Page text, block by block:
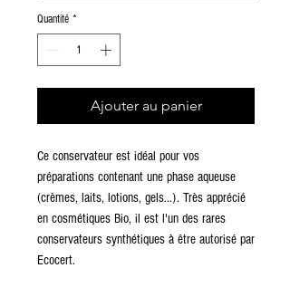
Quantité *
Ajouter au panier
Ce conservateur est idéal pour vos
préparations contenant une phase aqueuse
(crèmes, laits, lotions, gels...). Très apprécié
en cosmétiques Bio, il est l'un des rares
conservateurs synthétiques à être autorisé par
Ecocert.